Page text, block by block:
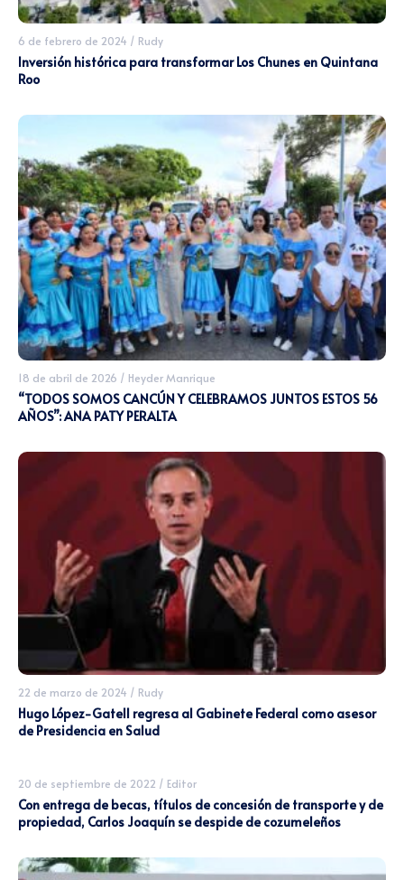
6 de febrero de 2024 / Rudy
Inversión histórica para transformar Los Chunes en Quintana
Roo
18 de abril de 2026 / Heyder Manrique
“TODOS SOMOS CANCÚN Y CELEBRAMOS JUNTOS ESTOS 56
AÑOS”: ANA PATY PERALTA
22 de marzo de 2024 / Rudy
Hugo López-Gatell regresa al Gabinete Federal como asesor
de Presidencia en Salud
20 de septiembre de 2022 / Editor
Con entrega de becas, títulos de concesión de transporte y de
propiedad, Carlos Joaquín se despide de cozumeleños